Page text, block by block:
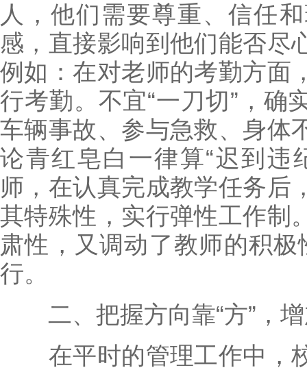
人，他们需要尊重、信任
感，直接影响到他们能否尽
例如：在对老师的考勤方面
行考勤。不宜“一刀切”，确
车辆事故、参与急救、身体
论青红皂白一律算“迟到违
师，在认真完成教学任务后
其特殊性，实行弹性工作制
肃性，又调动了教师的积极
行。
二、把握方向靠“方”，增
在平时的管理工作中，